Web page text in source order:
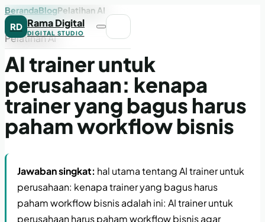
RD Rama Digital
DIGITAL STUDIO
BerandaBlogPelatihan AI
Pelatihan AI
AI trainer untuk
perusahaan: kenapa
trainer yang bagus harus
paham workflow bisnis
Jawaban singkat: hal utama tentang AI trainer untuk
perusahaan: kenapa trainer yang bagus harus
paham workflow bisnis adalah ini: AI trainer untuk
perusahaan harus paham workflow bisnis agar